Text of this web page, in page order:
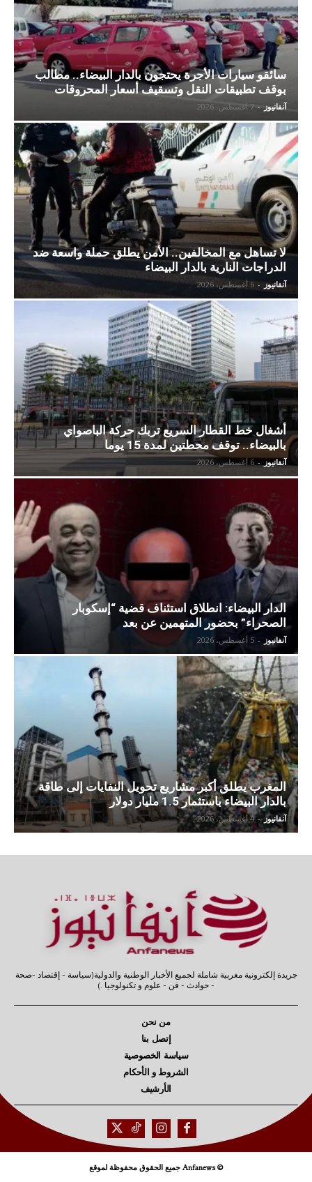
سائقو سيارات الأجرة يحتجون بالدار البيضاء.. مطالب
بوقف تطبيقات النقل وتسقيف أسعار المحروقات
آنفانيوز - 7 أغسطس، 2026
لا تساهل مع المخالفين.. الأمن يطلق حملة واسعة ضد
الدراجات النارية بالدار البيضاء
آنفانيوز - 6 أغسطس، 2026
أشغال خط القطار السريع تربك حركة الباصواي
بالبيضاء.. توقف محطتين لمدة 15 يوما
آنفانيوز - 6 أغسطس، 2026
الدار البيضاء: انطلاق استئناف قضية “إسكوبار
الصحراء” بحضور المتهمين عن بعد
آنفانيوز - 5 أغسطس، 2026
المغرب يطلق أكبر مشاريع تحويل النفايات إلى طاقة
بالدار البيضاء باستثمار 1.5 مليار دولار
آنفانيوز - 4 أغسطس، 2026
جريدة إلكترونية مغربية شاملة لجميع الأخبار الوطنية والدولية(سياسة - إقتصاد -صحة
- حوادث - فن - علوم و تكنولوجيا .)
من نحن
إتصل بنا
سياسة الخصوصية
الشروط و الأحكام
الأرشيف
© Anfanews جميع الحقوق محفوظة لموقع